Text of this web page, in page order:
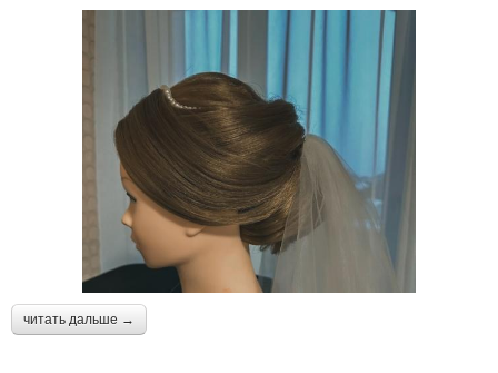
читать дальше →